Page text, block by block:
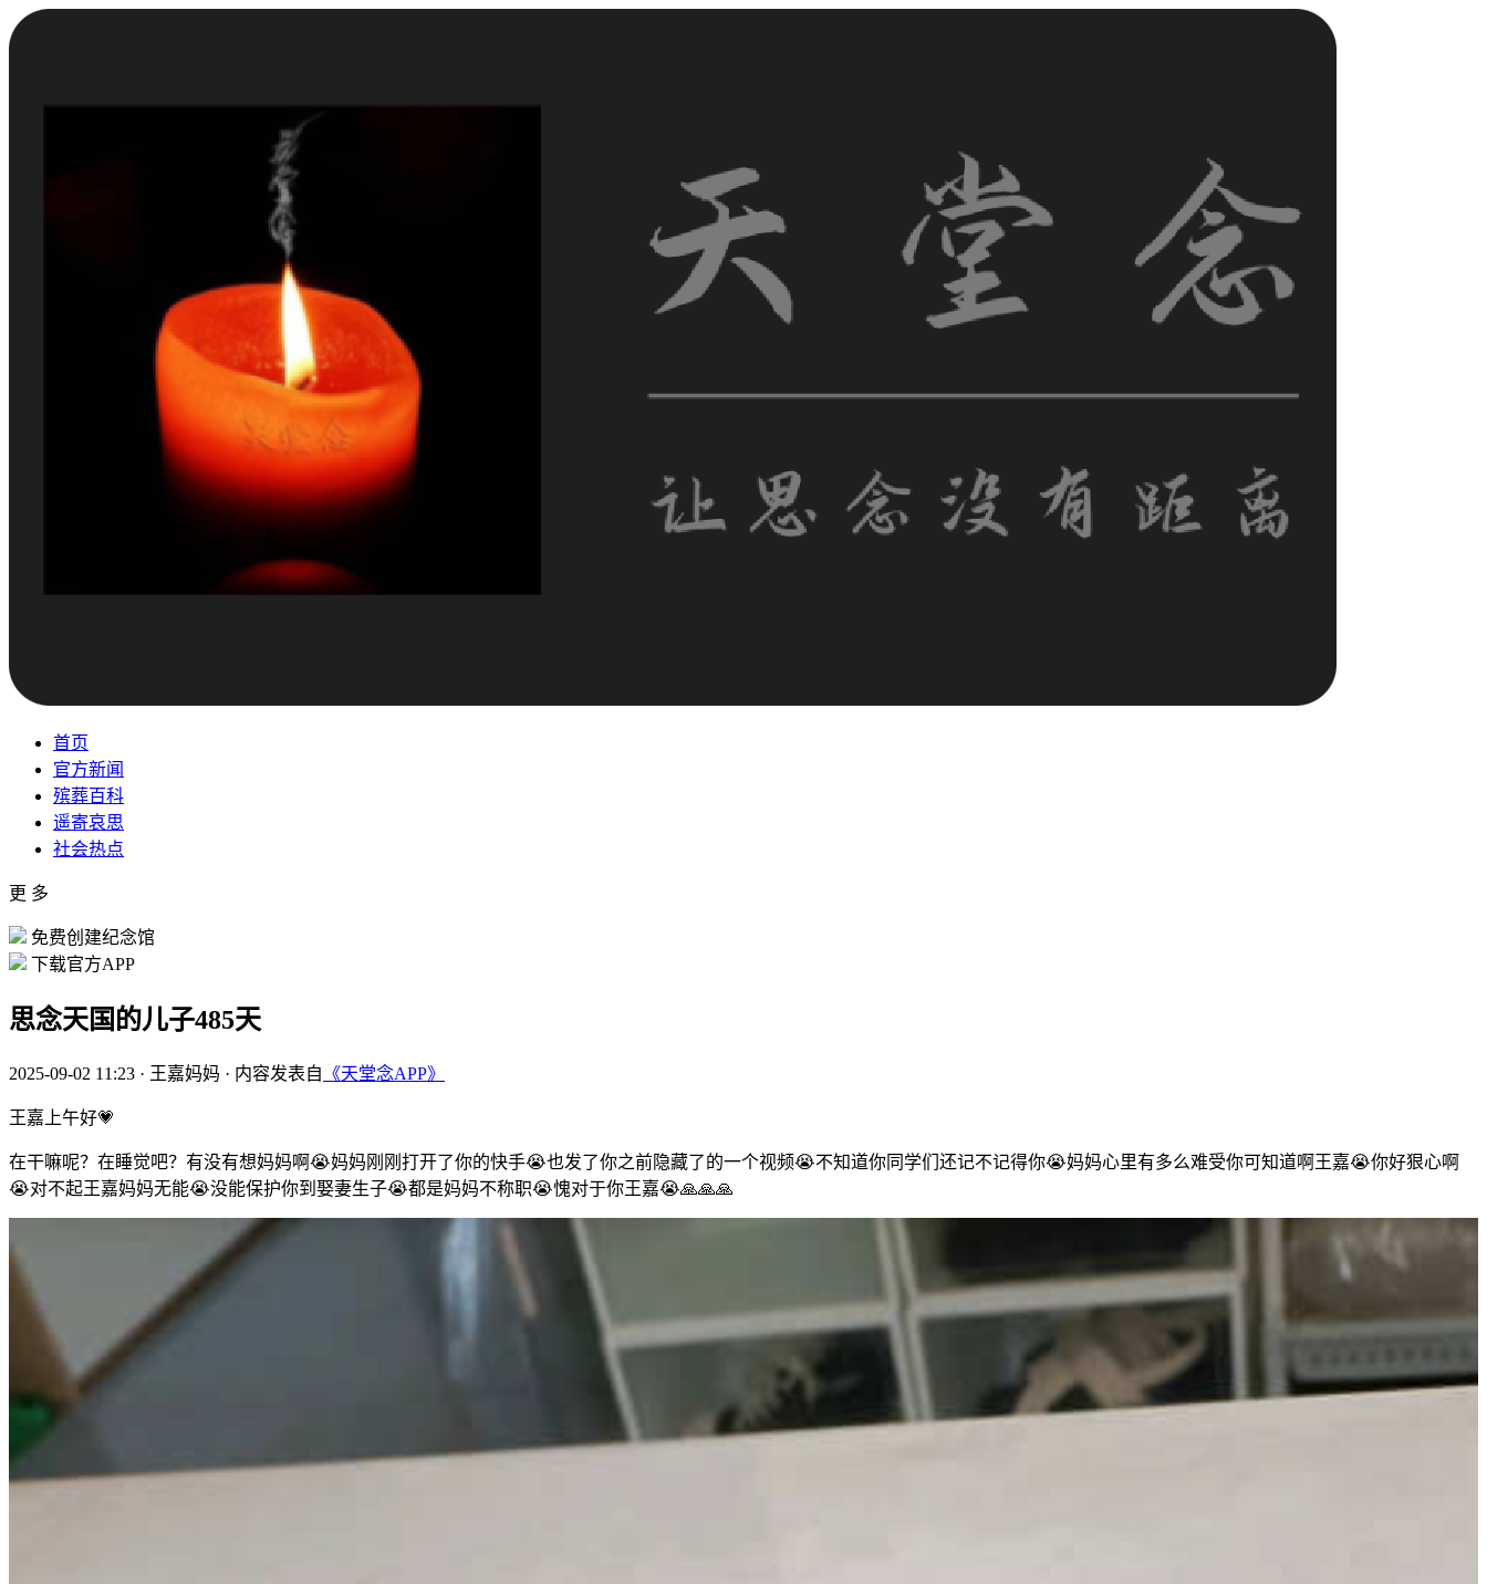
首页
官方新闻
殡葬百科
遥寄哀思
社会热点
更 多
免费创建纪念馆
下载官方APP
思念天国的儿子485天
2025-09-02 11:23 · 王嘉妈妈 · 内容发表自 《天堂念APP》
王嘉上午好💗
在干嘛呢？在睡觉吧？有没有想妈妈啊😭妈妈刚刚打开了你的快手😭也发了你之前隐藏了的一个视频😭不知道你同学们还记不记得你😭妈妈心里有多么难受你可知道啊王嘉😭你好狠心啊
😭对不起王嘉妈妈无能😭没能保护你到娶妻生子😭都是妈妈不称职😭愧对于你王嘉😭🙏🙏🙏